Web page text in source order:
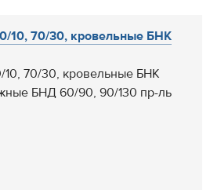
10, 70/30, кровельные БНК
70/30, кровельные БНК
БНД 60/90, 90/130 пр-ль